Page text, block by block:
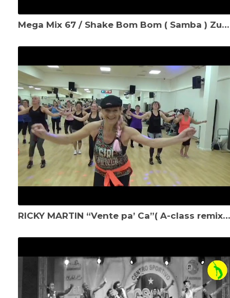
Mega Mix 67 / Shake Bom Bom ( Samba ) Zumba®️ by Isabella and Aiza
RICKY MARTIN “Vente pa’ Ca”( A-class remix) - Zumba Samba/Cumbia